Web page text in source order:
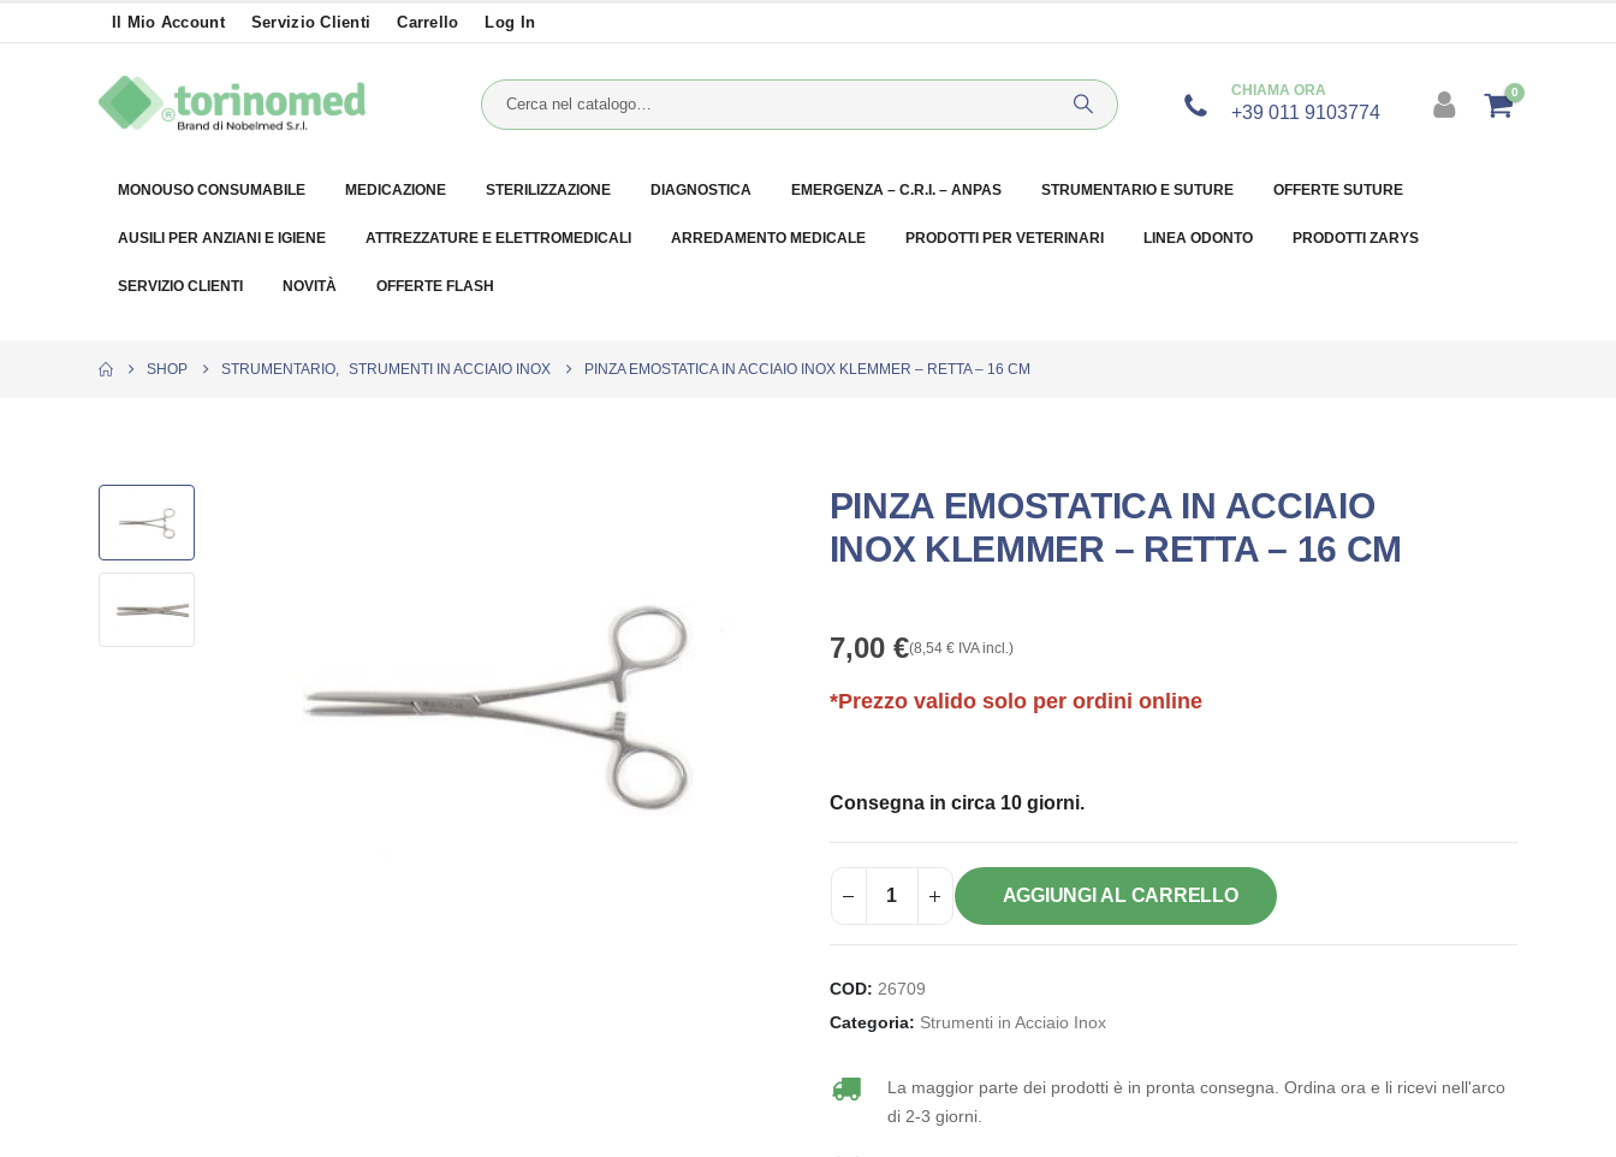
Il Mio Account Servizio Clienti Carrello Log In
CHIAMA ORA
+39 011 9103774
0
MONOUSO CONSUMABILE MEDICAZIONE STERILIZZAZIONE DIAGNOSTICA EMERGENZA – C.R.I. – ANPAS STRUMENTARIO E SUTURE OFFERTE SUTURE
AUSILI PER ANZIANI E IGIENE ATTREZZATURE E ELETTROMEDICALI ARREDAMENTO MEDICALE PRODOTTI PER VETERINARI LINEA ODONTO PRODOTTI ZARYS
SERVIZIO CLIENTI NOVITÀ OFFERTE FLASH
SHOP STRUMENTARIO STRUMENTI IN ACCIAIO INOX PINZA EMOSTATICA IN ACCIAIO INOX KLEMMER – RETTA – 16 CM
PINZA EMOSTATICA IN ACCIAIO
INOX KLEMMER – RETTA – 16 CM
7,00 €(8,54 €IVA incl.)
*Prezzo valido solo per ordini online
Consegna in circa 10 giorni.
AGGIUNGI AL CARRELLO
COD: 26709
Categoria: Strumenti in Acciaio Inox
La maggior parte dei prodotti è in pronta consegna. Ordina ora e li ricevi nell'arco
di 2-3 giorni.